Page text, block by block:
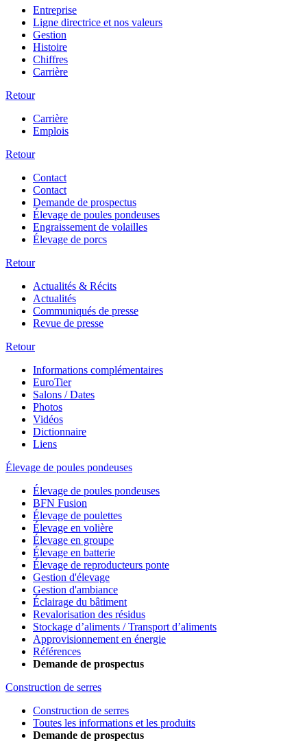
Entreprise
Ligne directrice et nos valeurs
Gestion
Histoire
Chiffres
Carrière
Retour
Carrière
Emplois
Retour
Contact
Contact
Demande de prospectus
Élevage de poules pondeuses
Engraissement de volailles
Élevage de porcs
Retour
Actualités & Récits
Actualités
Communiqués de presse
Revue de presse
Retour
Informations complémentaires
EuroTier
Salons / Dates
Photos
Vidéos
Dictionnaire
Liens
Élevage de poules pondeuses
Élevage de poules pondeuses
BFN Fusion
Élevage de poulettes
Élevage en volière
Élevage en groupe
Élevage en batterie
Élevage de reproducteurs ponte
Gestion d'élevage
Gestion d'ambiance
Éclairage du bâtiment
Revalorisation des résidus
Stockage d’aliments / Transport d’aliments
Approvisionnement en énergie
Références
Demande de prospectus
Construction de serres
Construction de serres
Toutes les informations et les produits
Demande de prospectus